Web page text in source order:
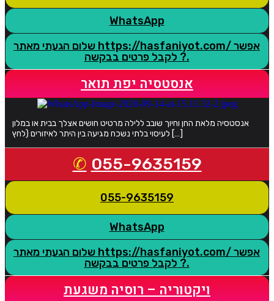
WhatsApp
שלום הגעתי מאתר https://hasfaniyot.com/ אפשר
לקבל פרטים בבקשה ?.
אנסטסיה יפת תואר
אנסטסיה מלאת החן וחיוך שובב ללילה מרטיט חושים אצלך בבית או במלון
לעיסוי בלתי נשכח מגיעה בין היתר לאיזורים (לחץ […]
055-9635159
055-9635159
WhatsApp
שלום הגעתי מאתר https://hasfaniyot.com/ אפשר
לקבל פרטים בבקשה ?.
ויקטוריה – רוסיה משגעת